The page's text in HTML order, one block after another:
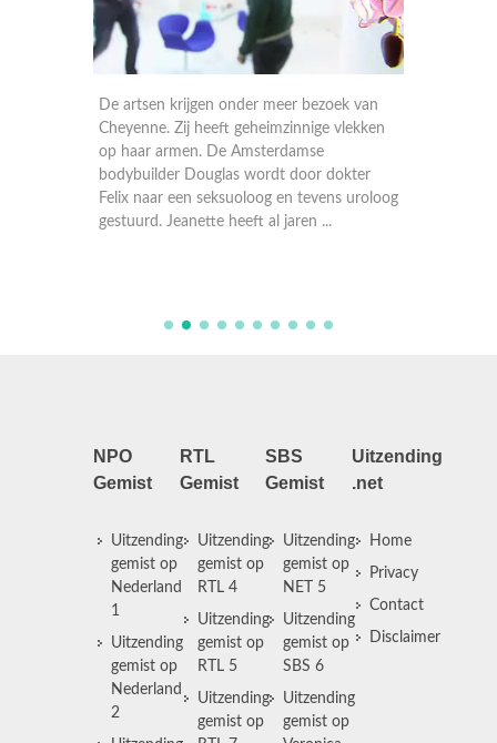
De artsen krijgen onder meer bezoek van
Cheyenne. Zij heeft geheimzinnige vlekken
op haar armen. De Amsterdamse
bodybuilder Douglas wordt door dokter
Felix naar een seksuoloog en tevens uroloog
gestuurd. Jeanette heeft al jaren ...
NPO
Gemist
Uitzending
gemist op
Nederland
1
Uitzending
gemist op
Nederland
2
RTL
Gemist
Uitzending
gemist op
RTL 4
Uitzending
gemist op
RTL 5
Uitzending
gemist op
SBS
Gemist
Uitzending
gemist op
NET 5
Uitzending
gemist op
SBS 6
Uitzending
gemist op
Uitzending
.net
Home
Privacy
Contact
Disclaimer